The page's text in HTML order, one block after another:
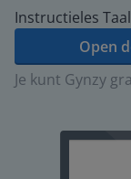
Instructieles
Open
Je kunt Gynzy